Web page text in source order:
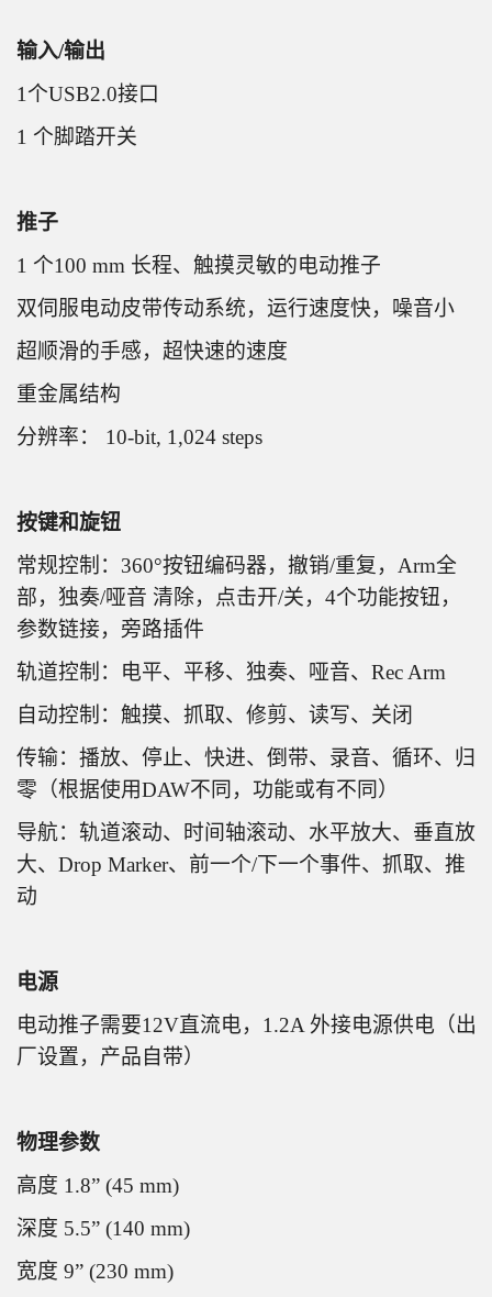
输入/输出
1个USB2.0接口
1 个脚踏开关
推子
1 个100 mm 长程、触摸灵敏的电动推子
双伺服电动皮带传动系统，运行速度快，噪音小
超顺滑的手感，超快速的速度
重金属结构
分辨率： 10-bit, 1,024 steps
按键和旋钮
常规控制：360°按钮编码器，撤销/重复，Arm全
部，独奏/哑音 清除，点击开/关，4个功能按钮，
参数链接，旁路插件
轨道控制：电平、平移、独奏、哑音、Rec Arm
自动控制：触摸、抓取、修剪、读写、关闭
传输：播放、停止、快进、倒带、录音、循环、归
零（根据使用DAW不同，功能或有不同）
导航：轨道滚动、时间轴滚动、水平放大、垂直放
大、Drop Marker、前一个/下一个事件、抓取、推
动
电源
电动推子需要12V直流电，1.2A 外接电源供电（出
厂设置，产品自带）
物理参数
高度 1.8” (45 mm)
深度 5.5” (140 mm)
宽度 9” (230 mm)